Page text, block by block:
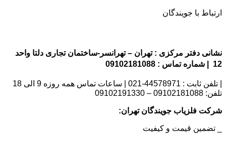
ارتباط با جویندگان
نشانی دفتر مرکزی : تهران – تهرانسر-ساختمان تجاری دلتا واحد
12 | شماره تماس : 09102181088
| تلفن ثابت : 44578971-021 | ساعات تماس همه روزه 9 الی 18
تلفن: 09102181088 – 09102191330
شرکت فلزیاب جویندگان تهران:
_ تضمین قیمت و کیفیت